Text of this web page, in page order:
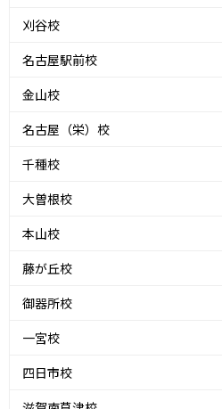
刈谷校
名古屋駅前校
金山校
名古屋（栄）校
千種校
大曽根校
本山校
藤が丘校
御器所校
一宮校
四日市校